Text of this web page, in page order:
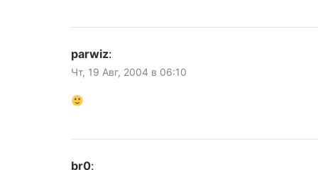
parwiz:
Чт, 19 Авг, 2004 в 06:10
br0: